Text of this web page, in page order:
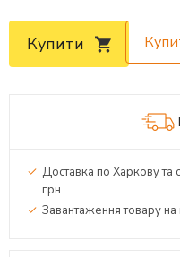
Купити
Доставка по Харкову та
грн.
Завантаження товару